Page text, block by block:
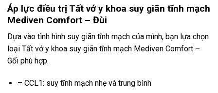
Áp lực điều trị Tất vớ y khoa suy giãn tĩnh mạch
Mediven Comfort – Đùi
Dựa vào tình hình suy giãn tĩnh mạch của mình, bạn lựa chọn
loại Tất vớ y khoa suy giãn tĩnh mạch Mediven Comfort –
Gối phù hợp.
– CCL1: suy tĩnh mạch nhẹ và trung bình